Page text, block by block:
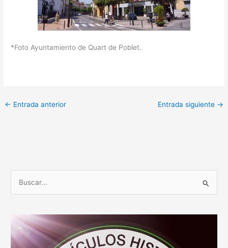
*Foto Ayuntamiento de Quart de Poblet.
← Entrada anterior Entrada siguiente →
a